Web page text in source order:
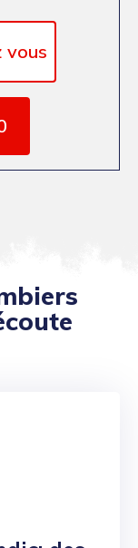
vous